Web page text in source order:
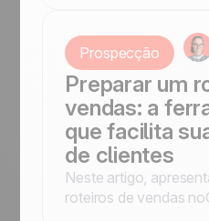
leads ou a gestão de
Prospecção
Preparar um
vendas: a
que facilita
de clientes
Neste artigo,
roteiros de vendas